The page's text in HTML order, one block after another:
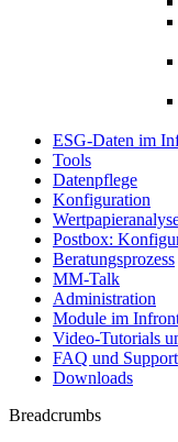
ESG-Daten im
Tools
Datenpflege
Konfiguration
Postbox:
Beratungsprozess
MM-Talk
Administration
Module im
Video-Tutorials
FAQ und Support
Downloads
Breadcrumbs